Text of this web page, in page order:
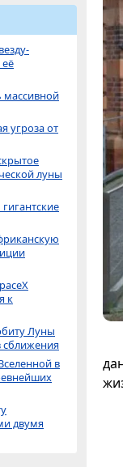
массивной
угроза от
луны
к
Луны
сближения
в
двумя